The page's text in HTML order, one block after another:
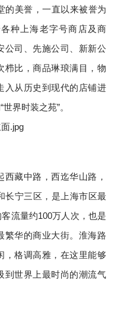
的美誉，一直以来被誉为
种上海老字号商店及商
公司、先施公司、新新公
栉比，商品琳琅满目，物
入从历史到现代的店铺进
界时装之苑”。
藏中路，西迄华山路，
长宁三区，是上海市区最
流量约100万人次，也是
繁华的商业大街。淮海路
，格调高雅，在这里能够
到世界上最时尚的潮流气